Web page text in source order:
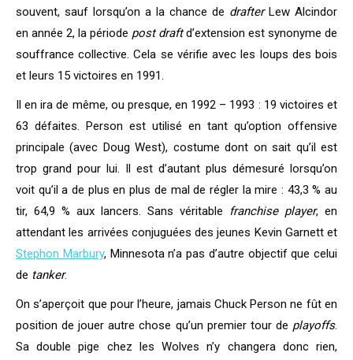
souvent, sauf lorsqu’on a la chance de drafter Lew Alcindor
en année 2, la période post draftd’extension est synonyme de
souffrance collective. Cela se vérifie avec les loups des bois
et leurs 15 victoires en 1991.
Il en ira de même, ou presque, en 1992 – 1993 : 19 victoires et
63 défaites. Person est utilisé en tant qu’option offensive
principale (avec Doug West), costume dont on sait qu’il est
trop grand pour lui. Il est d’autant plus démesuré lorsqu’on
voit qu’il a de plus en plus de mal de régler la mire : 43,3 % au
tir, 64,9 % aux lancers. Sans véritable franchise player, en
attendant les arrivées conjuguées des jeunes Kevin Garnett et
Stephon Marbury, Minnesota n’a pas d’autre objectif que celui
de tanker.
On s’aperçoit que pour l’heure, jamais Chuck Person ne fût en
position de jouer autre chose qu’un premier tour de playoffs.
Sa double pige chez les Wolves n’y changera donc rien,